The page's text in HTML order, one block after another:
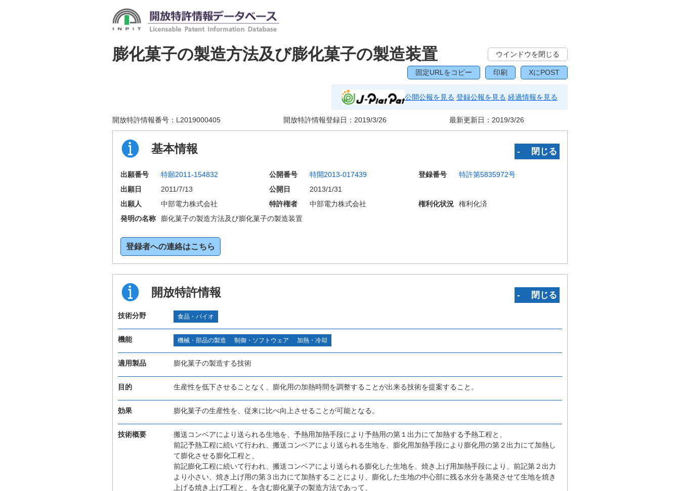
膨化菓子の製造方法及び膨化菓子の製造装置 ウインドウを閉じる
固定URLをコピー 印刷 XにPOST
公開公報を見る 登録公報を見る 経過情報を見る
開放特許情報番号： L2019000405 開放特許情報登録日： 2019/3/26 最新更新日： 2019/3/26
基本情報 ‐ 閉じる
出願番号 特願2011-154832 公開番号 特開2013-017439 登録番号
特許第5835972号
出願日
2011/7/13 公開日
2013/1/31
出願人
中部電力株式会社 特許権者 中部電力株式会社 権利化状況
権利化済
発明の名称
膨化菓子の製造方法及び膨化菓子の製造装置
登録者への連絡はこちら
開放特許情報 ‐ 閉じる
技術分野 食品・バイオ
機能 機械・部品の製造 制御・ソフトウェア 加熱・冷却
適用製品 膨化菓子の製造する技術
目的 生産性を低下させることなく、膨化用の加熱時間を調整することが出来る技術を提案すること。
効果 膨化菓子の生産性を、従来に比べ向上させることが可能となる。
技術概要
搬送コンベアにより送られる生地を、予熱用加熱手段により予熱用の第１出力にて加熱する予熱工程と、
前記予熱工程に続いて行われ、搬送コンベアにより送られる生地を、膨化用加熱手段により膨化用の第２出力にて加熱し
て膨化させる膨化工程と、
前記膨化工程に続いて行われ、搬送コンベアにより送られる膨化した生地を、焼き上げ用加熱手段により、前記第２出力
より小さい、焼き上げ用の第３出力にて加熱することにより、膨化した生地の中心部に残る水分を蒸発させて生地を焼き
上げる焼き上げ工程と、を含む膨化菓子の製造方法であって、